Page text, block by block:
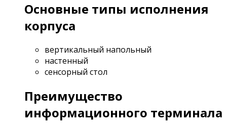
Основные типы исполнения
корпуса
вертикальный напольный
настенный
сенсорный стол
Преимущество
информационного терминала